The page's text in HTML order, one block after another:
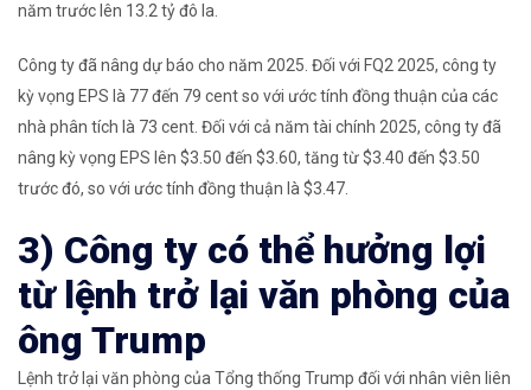
năm trước lên 13.2 tỷ đô la.
Công ty đã nâng dự báo cho năm 2025. Đối với FQ2 2025, công ty
kỳ vọng EPS là 77 đến 79 cent so với ước tính đồng thuận của các
nhà phân tích là 73 cent. Đối với cả năm tài chính 2025, công ty đã
nâng kỳ vọng EPS lên $3.50 đến $3.60, tăng từ $3.40 đến $3.50
trước đó, so với ước tính đồng thuận là $3.47.
3) Công ty có thể hưởng lợi
từ lệnh trở lại văn phòng của
ông Trump
Lệnh trở lại văn phòng của Tổng thống Trump đối với nhân viên liên